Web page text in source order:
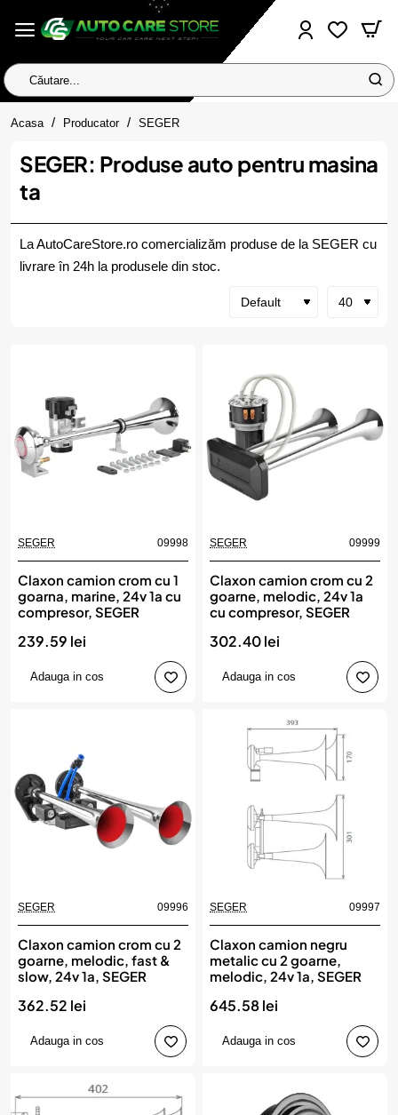
Căutare...
Acasa homeProducator SEGER
SEGER: Produse auto pentru masina
ta
La AutoCareStore.ro comercializăm produse de la SEGER cu
livrare în 24h la produsele din stoc.
SEGER 09998
Claxon camion crom cu 1
goarna, marine, 24v 1a cu
compresor, SEGER
239.59 lei
Adauga in cos
SEGER 09999
Claxon camion crom cu 2
goarne, melodic, 24v 1a
cu compresor, SEGER
302.40 lei
Adauga in cos
SEGER 09996
Claxon camion crom cu 2
goarne, melodic, fast &
slow, 24v 1a, SEGER
362.52 lei
Adauga in cos
SEGER 09997
Claxon camion negru
metalic cu 2 goarne,
melodic, 24v 1a, SEGER
645.58 lei
Adauga in cos